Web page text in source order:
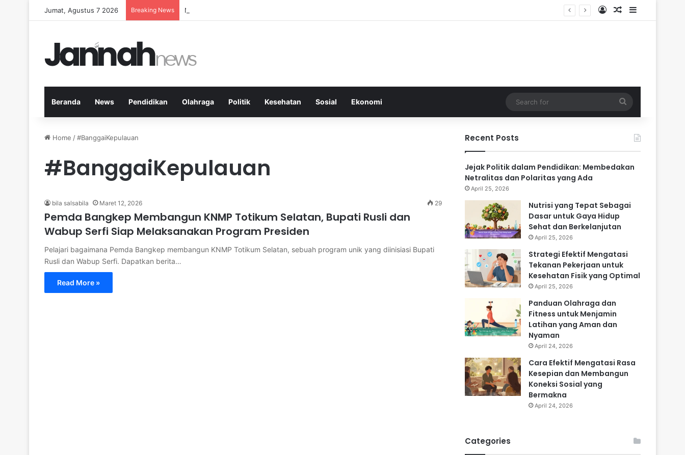
Jumat, Agustus 7 2026 Breaking News Nutrisi yang Tepat Sebagai Dasar untuk Gaya Hidup Sehat dan Berkelanjutan Log InRandom Article
Sidebar
Beranda News Pendidikan Olahraga Politik Kesehatan Sosial Ekonomi
for
Home /#BanggaiKepulauan
#BanggaiKepulauan
bila salsabila Maret 12, 2026 29
Pemda Bangkep Membangun KNMP Totikum Selatan, Bupati Rusli dan
Wabup Serfi Siap Melaksanakan Program Presiden
Pelajari bagaimana Pemda Bangkep membangun KNMP Totikum Selatan, sebuah program unik yang diinisiasi Bupati
Rusli dan Wabup Serfi. Dapatkan berita…
Read More »
Recent Posts
Jejak Politik dalam Pendidikan: Membedakan
Netralitas dan Polaritas yang Ada
April 25, 2026
Nutrisi yang Tepat Sebagai
Dasar untuk Gaya Hidup
Sehat dan Berkelanjutan
April 25, 2026
Strategi Efektif Mengatasi
Tekanan Pekerjaan untuk
Kesehatan Fisik yang Optimal
April 25, 2026
Panduan Olahraga dan
Fitness untuk Menjamin
Latihan yang Aman dan
Nyaman
April 24, 2026
Cara Efektif Mengatasi Rasa
Kesepian dan Membangun
Koneksi Sosial yang
Bermakna
April 24, 2026
Categories